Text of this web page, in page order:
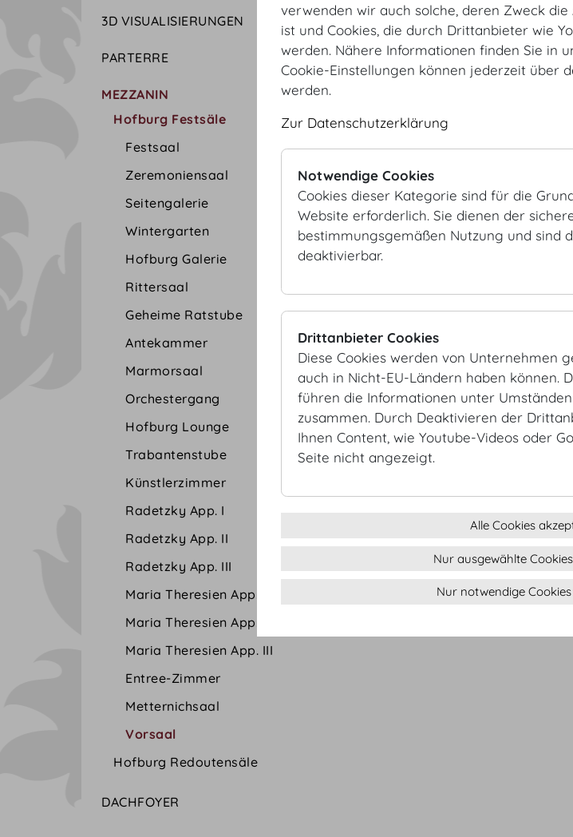
3D VISUALISIERUNGEN
PARTERRE
MEZZANIN
Hofburg Festsäle
Festsaal
Zeremoniensaal
Seitengalerie
Wintergarten
Hofburg Galerie
Rittersaal
Geheime Ratstube
Antekammer
Marmorsaal
Orchestergang
Hofburg Lounge
Trabantenstube
Künstlerzimmer
Radetzky App. I
Radetzky App. II
Radetzky App. III
Maria Theresien App. I
Maria Theresien App. II
Maria Theresien App. III
Entree-Zimmer
Metternichsaal
Vorsaal
Hofburg Redoutensäle
DACHFOYER
Vorsaal Setup
verwenden wir auch solche, deren Zweck
ist und Cookies, die durch Drittanbieter wie
werden. Nähere Informationen finden Sie in
Cookie-Einstellungen können jederzeit über
werden.
Zur Datenschutzerklärung
Notwendige Cookies
Cookies dieser Kategorie sind für die
Website erforderlich. Sie dienen der
bestimmungsgemäßen Nutzung und sind
deaktivierbar.
Drittanbieter Cookies
Diese Cookies werden von Unternehmen
auch in Nicht-EU-Ländern haben können.
führen die Informationen unter
zusammen. Durch Deaktivieren der
Ihnen Content, wie Youtube-Videos oder
Seite nicht angezeigt.
Alle Cookies
Nur ausgewählte
Nur notwendige